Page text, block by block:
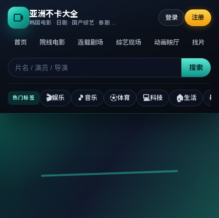
亚洲不卡大全
首页 院线电影 连载剧场 综艺现场 动画映厅 找片
搜索
登录 注册
热门标签 🎬娱乐 🎵 音乐 ⚽体育 💻科技 🏠生活 📚